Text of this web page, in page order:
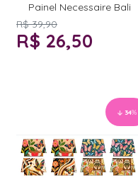
Painel Necessaire Bali
R$ 39,90
R$ 26,50
34%